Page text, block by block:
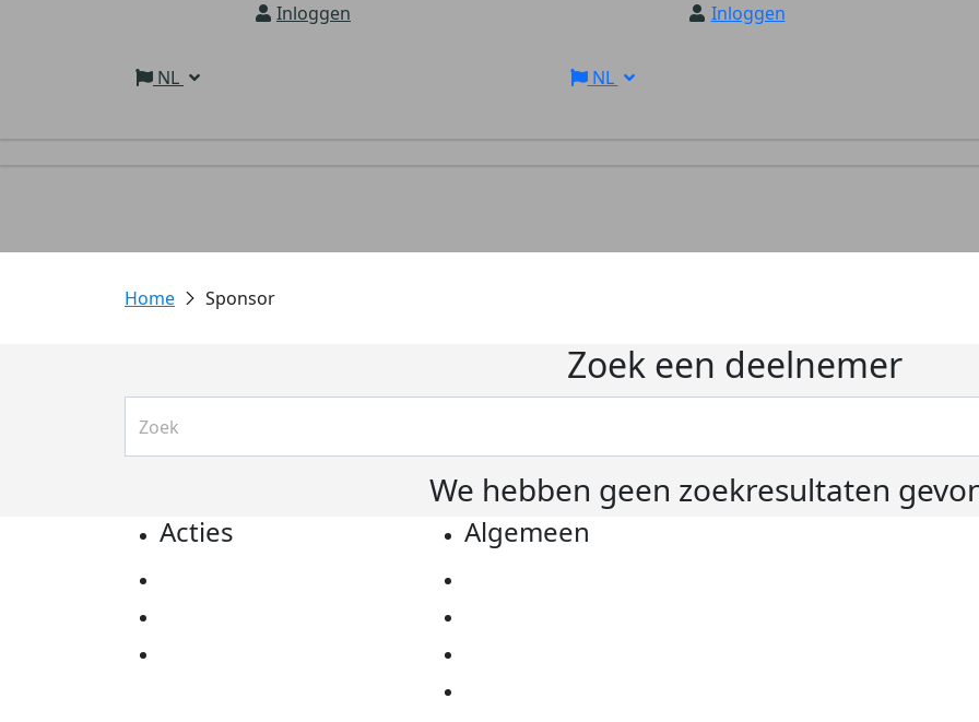
Inloggen
NL
Inloggen
NL
Sponsor
Zoek een deelnemer
We hebben geen zoekresultaten
Acties Algemeen